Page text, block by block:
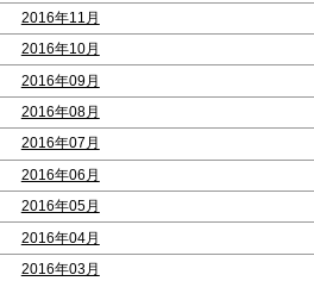
2016年11月
2016年10月
2016年09月
2016年08月
2016年07月
2016年06月
2016年05月
2016年04月
2016年03月